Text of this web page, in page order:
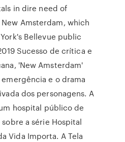
in dire need of
Amsterdam, which
Bellevue public
Sucesso de crítica e
'New Amsterdam'
e o drama
dos personagens. A
hospital público de
a série Hospital
Vida Importa. A Tela